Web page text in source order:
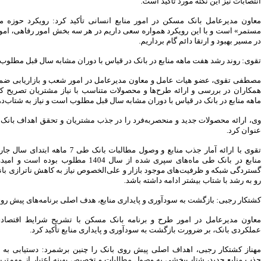
رتبه اعتباری بین المللی
سهامداران، صورت های مالی
موسسه کوثر را تصویب کردند
درآمدهای مالیاتی در سال 95
نگاران بیمه تکمیلی می شوند
تغییر رییس بورس به مذاق
سهامداران خوش آمد
سکان بورس راچه کسی تحویل
بانک پاسارگاد در سال 94
اقتصاد مقاومتی تنها راه درمان
اقتصاد ایران است
به مشتریان یکدیگر خدمات می
دهند
شهرداری تهران ندارد
کرد: رویکرد حوزه منابع انسانی «بهبود
سه بخش امور رفاهی، امور کارکنان و آموزش
مشابه سال قبل مطلوب است
شعب و بازاریابی ضمن قدردانی از تلاش
با نیاز مشتریان تصریح کرد: روند رشد هفت
است و نیاز به شتاب‌دهی بیشتری دارد.
و تحقق اهداف بانک در جذب منابع موثر
تقوی با ارائه آمار جذب منابع و وصول مطالبات بانک طی 7 ماهه ابتدای سال جاری افزود: روند رشد
در بانک طی ماه‌های سپری شده از سال 1404 مطلوب بوده است و امیدواریم با استفاده از
به کاهش ناترازی بانک، این روند مثبت و
اصلی برنامه‌های پیش‌ روی بانک است
با تشریح شرایط اقتصادی کشور و وضعیت
تأکید کرد.
برشمرد: دستیابی به پایداری منابع مالی،